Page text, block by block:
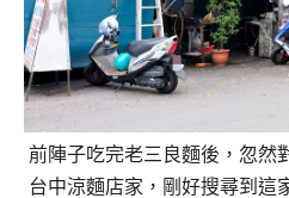
前陣子吃完老三良麵後，忽然
台中涼麵店家，剛好搜尋到這